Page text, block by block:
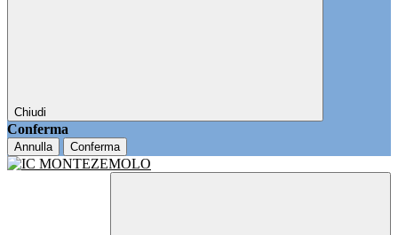
Chiudi
Conferma
Annulla Conferma